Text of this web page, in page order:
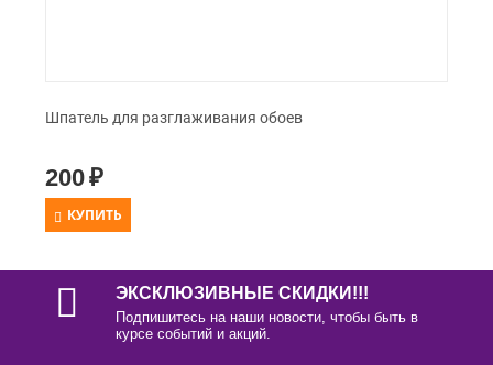
Шпатель для разглаживания обоев
200₽
КУПИТЬ
ЭКСКЛЮЗИВНЫЕ СКИДКИ!!!
Подпишитесь на наши новости, чтобы быть в
курсе событий и акций.